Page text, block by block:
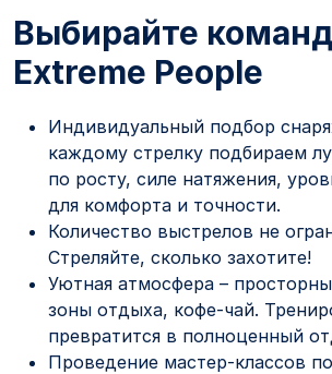
Выбирайте
Extreme People
Индивидуальный подбор
каждому стрелку подбираем
по росту, силе натяжения,
для комфорта и точности.
Количество выстрелов не
Стреляйте, сколько захотите!
Уютная атмосфера –
зоны отдыха, кофе-чай.
превратится в полноценный
Проведение мастер-классов